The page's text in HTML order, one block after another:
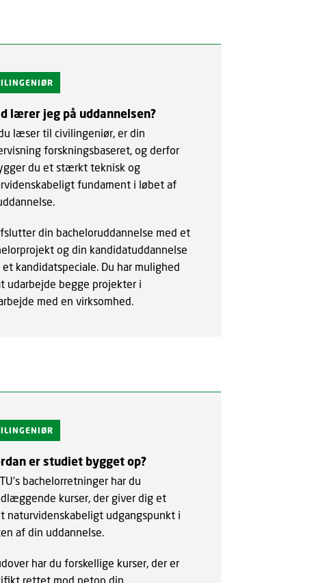
lærer jeg på uddannelsen?
læser til civilingeniør, er din
forskningsbaseret, og derfor
du et stærkt teknisk og
fundament i løbet af
din bacheloruddannelse med et
og din kandidatuddannelse
et kandidatspeciale. Du har mulighed
udarbejde begge projekter i
med en virksomhed.
er studiet bygget op?
bachelorretninger har du
kurser, der giver dig et
naturvidenskabeligt udgangspunkt i
af din uddannelse.
har du forskellige kurser, der er
rettet mod netop din